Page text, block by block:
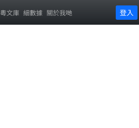
粵文庫 細數據 關於我哋 登入